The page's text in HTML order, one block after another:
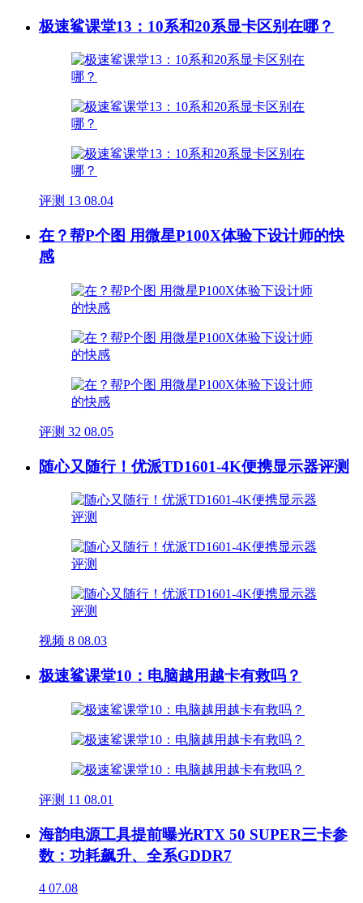
极速鲨课堂13：10系和20系显卡区别在哪？
评测 13 08.04
在？帮P个图 用微星P100X体验下设计师的快
感
评测 32 08.05
随心又随行！优派TD1601-4K便携显示器评测
视频 8 08.03
极速鲨课堂10：电脑越用越卡有救吗？
评测 11 08.01
海韵电源工具提前曝光RTX 50 SUPER三卡参
数：功耗飙升、全系GDDR7
4 07.08